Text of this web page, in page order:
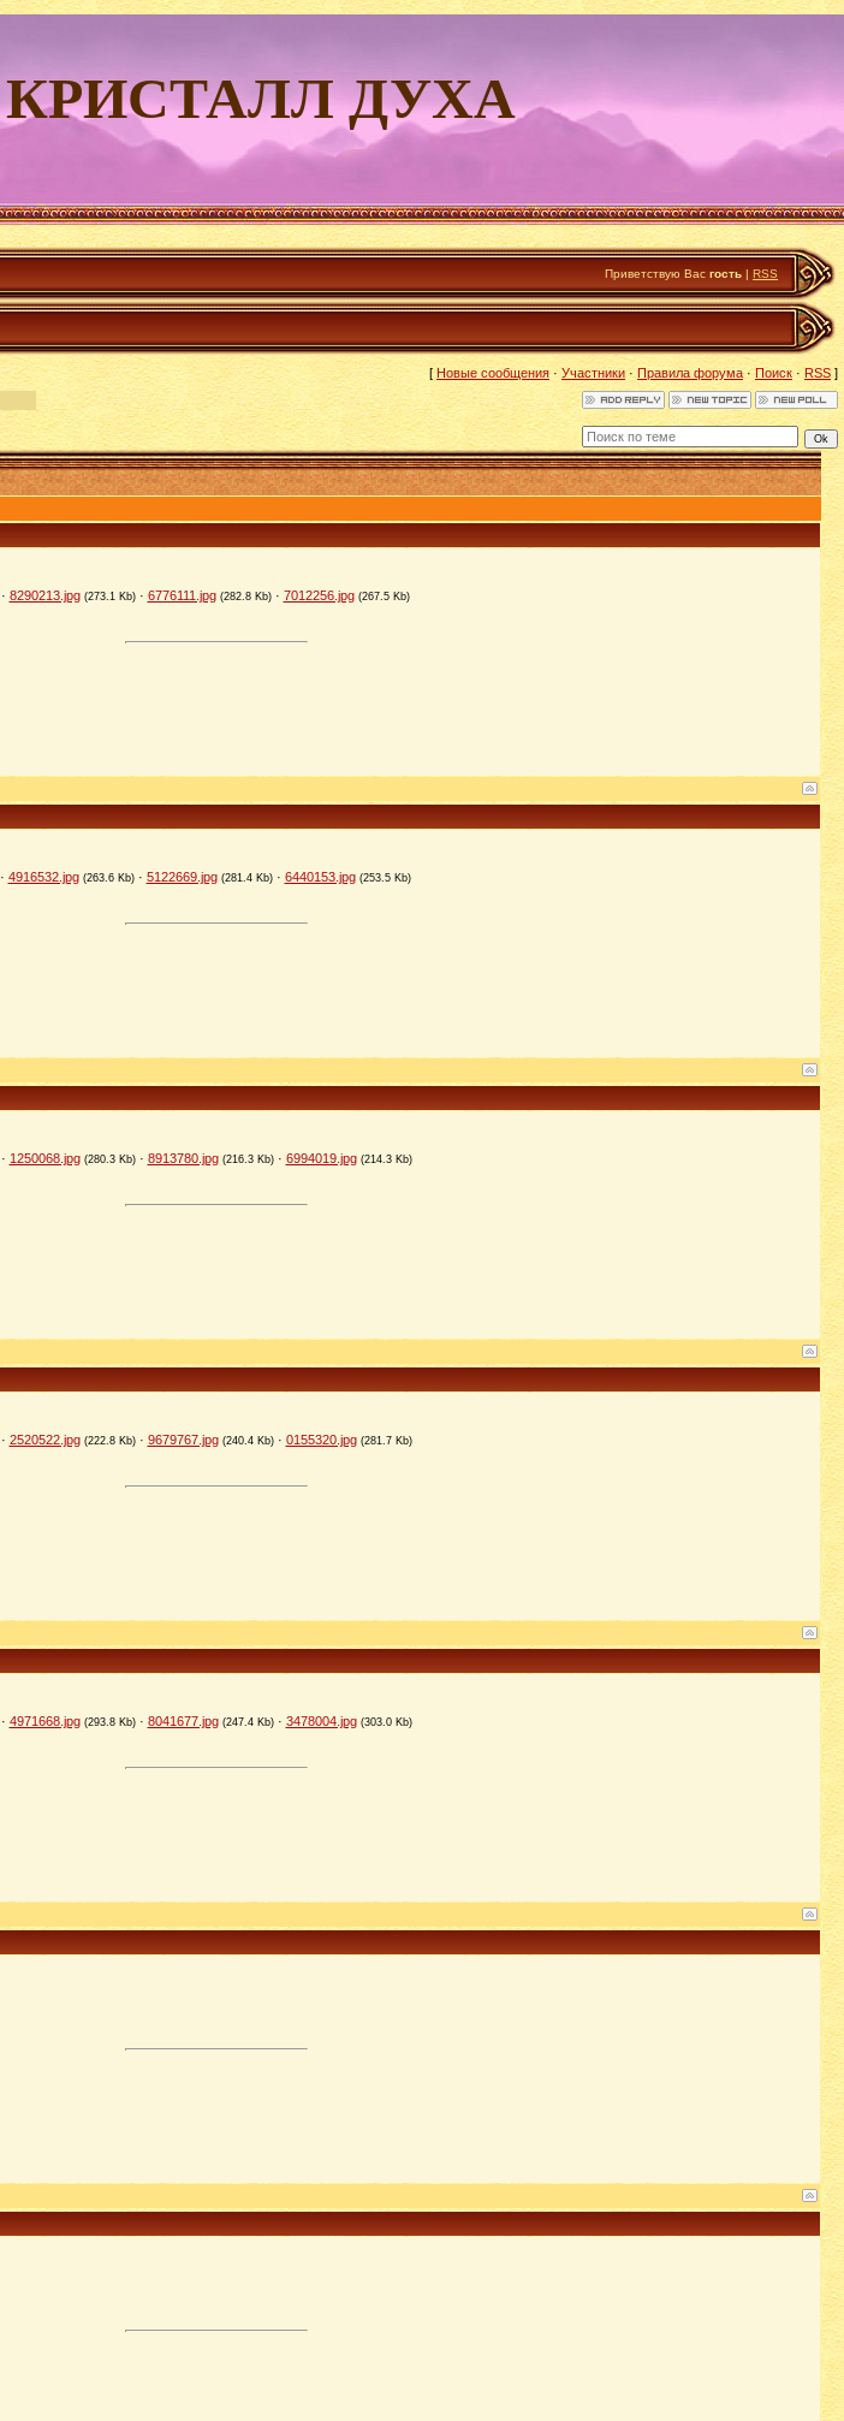
КРИСТАЛЛ ДУХА
Приветствую Вас гость | RSS
[Новые сообщения · Участники·Правила форума·Поиск · RSS ]
· 8290213.jpg (273.1 Kb) · 6776111.jpg (282.8 Kb) · 7012256.jpg (267.5 Kb)
· 4916532.jpg (263.6 Kb) · 5122669.jpg (281.4 Kb) · 6440153.jpg (253.5 Kb)
· 1250068.jpg (280.3 Kb) · 8913780.jpg (216.3 Kb) · 6994019.jpg (214.3 Kb)
· 2520522.jpg (222.8 Kb) · 9679767.jpg (240.4 Kb) · 0155320.jpg (281.7 Kb)
· 4971668.jpg (293.8 Kb) · 8041677.jpg (247.4 Kb) · 3478004.jpg (303.0 Kb)